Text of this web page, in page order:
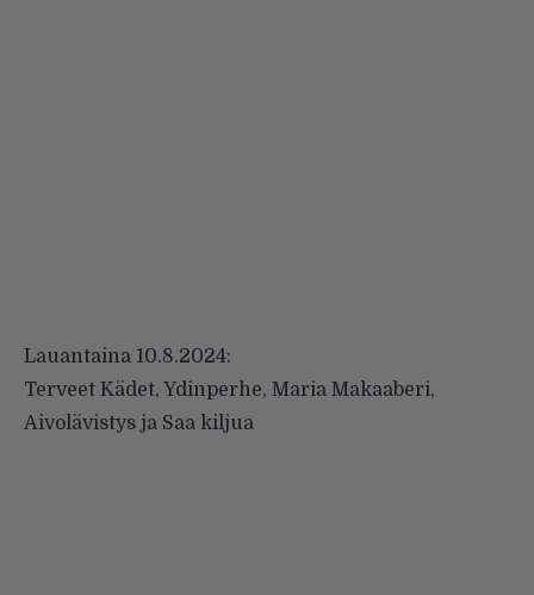
Lauantaina 10.8.2024:
Terveet Kädet, Ydinperhe, Maria Makaaberi,
Aivolävistys ja Saa kiljua